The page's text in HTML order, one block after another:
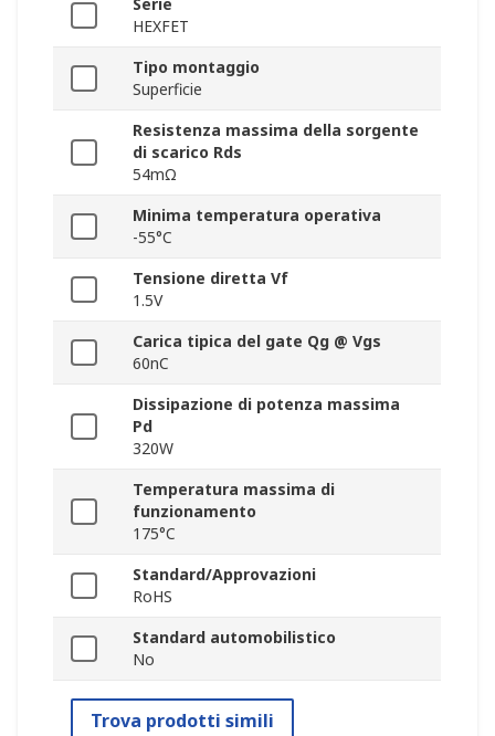
Serie
HEXFET
Tipo montaggio
Superficie
Resistenza massima della sorgente
di scarico Rds
54mΩ
Minima temperatura operativa
-55°C
Tensione diretta Vf
1.5V
Carica tipica del gate Qg @ Vgs
60nC
Dissipazione di potenza massima
Pd
320W
Temperatura massima di
funzionamento
175°C
Standard/Approvazioni
RoHS
Standard automobilistico
No
Trova prodotti simili